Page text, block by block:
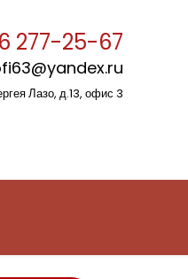
277-25-67
Лазо, д.13, офис 3